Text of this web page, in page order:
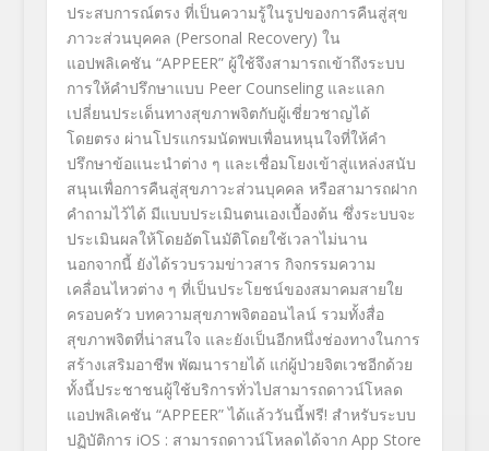
ประสบการณ์ตรง ที่เป็นความรู้ในรูปของการคืนสู่สุข
ภาวะส่วนบุคคล (Personal Recovery) ใน
แอปพลิเคชัน “APPEER” ผู้ใช้จึงสามารถเข้าถึงระบบ
การให้คำปรึกษาแบบ Peer Counseling และแลก
เปลี่ยนประเด็นทางสุขภาพจิตกับผู้เชี่ยวชาญได้
โดยตรง ผ่านโปรแกรมนัดพบเพื่อนหนุนใจที่ให้คำ
ปรึกษาข้อแนะนำต่าง ๆ และเชื่อมโยงเข้าสู่แหล่งสนับ
สนุนเพื่อการคืนสู่สุขภาวะส่วนบุคคล หรือสามารถฝาก
คำถามไว้ได้ มีแบบประเมินตนเองเบื้องต้น ซึ่งระบบจะ
ประเมินผลให้โดยอัตโนมัติโดยใช้เวลาไม่นาน
นอกจากนี้ ยังได้รวบรวมข่าวสาร กิจกรรมความ
เคลื่อนไหวต่าง ๆ ที่เป็นประโยชน์ของสมาคมสายใย
ครอบครัว บทความสุขภาพจิตออนไลน์ รวมทั้งสื่อ
สุขภาพจิตที่น่าสนใจ และยังเป็นอีกหนึ่งช่องทางในการ
สร้างเสริมอาชีพ พัฒนารายได้ แก่ผู้ป่วยจิตเวชอีกด้วย
ทั้งนี้ประชาชนผู้ใช้บริการทั่วไปสามารถดาวน์โหลด
แอปพลิเคชัน “APPEER”ได้แล้ววันนี้ฟรี! สำหรับระบบ
ปฏิบัติการ iOS : สามารถดาวน์โหลดได้จาก App Store